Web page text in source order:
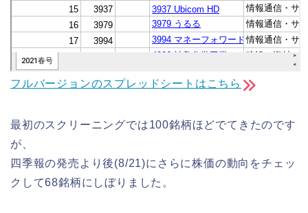
フルバージョンのスプレッドシートはこちら
最初のスクリーニングでは100銘柄ほどでてきたのです
が、
四季報の発売より後(8/21)にさらに株価の動向をチェッ
クして68銘柄にしぼりました。